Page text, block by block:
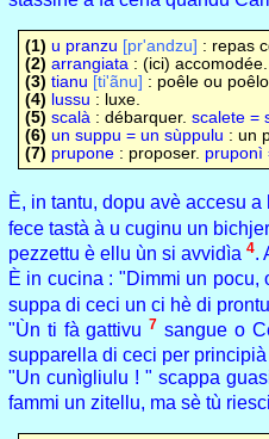
(1) u pranzu [pr'andzu] : repas
(2) arrangiata: (ici) accomodée.
(3) tianu [ti'ãnu] : poêle ou
(4) lussu : luxe.
(5) scalà: débarquer. scalete =
(6) un suppu = un sùppulu : un
(7) prupone: proposer. pruponì
È, in tantu, dopu avè accesu
fece tastà à u cuginu un
pezzettu è ellu ùn si avvidìa 4.
È in cucina : "Dimmi un
suppa di ceci un ci hè di
"Ùn ti fà gattivu 7 sangue o
supparella di ceci per
"Un cunìgliulu ! " scappa
fammi un zitellu, ma sè tù